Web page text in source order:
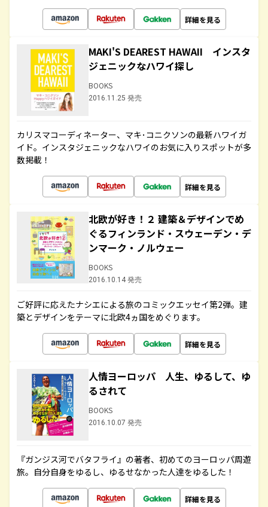
詳細を見る
MAKI'S DEAREST HAWAII インスタ
ジェニックなハワイ探し
BOOKS
2016.11.25 発売
カリスマコーディネーター、マキ･コニクソンの最新ハワイガ
イド。インスタジェニックなハワイのお気に入りスポットが多
数掲載！
詳細を見る
北欧が好き！２ 建築＆デザインでめ
ぐるフィンランド・スウェーデン・デ
ンマーク・ノルウェー
BOOKS
2016.10.14 発売
ご好評に応えたナシエによる旅のコミックエッセイ第2弾。建
築とデザインをテーマに北欧4ヵ国をめぐります。
詳細を見る
人情ヨーロッパ 人生、ゆるして、ゆ
るされて
BOOKS
2016.10.07 発売
『ガンジス河でバタフライ』の著者、初めてのヨーロッパ周遊
旅。自分自身をゆるし、ゆるせなかった人達をゆるした！
詳細を見る